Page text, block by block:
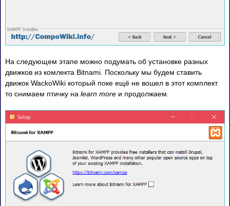
На следующем этапе можно подумать об установке разных
движков из комлекта Bitnami. Поскольку мы будем ставить
движок WackoWiki который поке ещё не вошел в этот комплект
то снимаем птичку на learn more и продолжаем.